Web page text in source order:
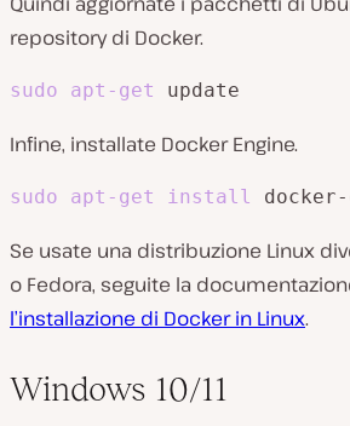
repository di Docker.
sudo apt-get update
Infine, installate Docker Engine.
sudo apt-get install docker-
Se usate una distribuzione Linux
o Fedora, seguite la
l’installazione di Docker in Linux.
Windows 10/11